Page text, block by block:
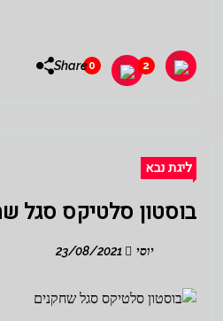
2
0
Share
ליגת נבא
בוסטון סלטיקס סגל
יוסי